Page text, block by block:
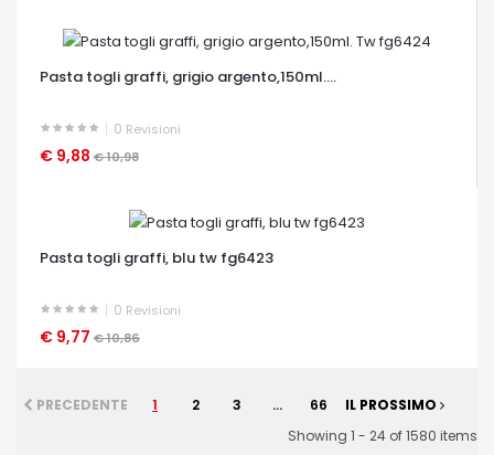
OCCHIATA VELOCE
Pasta togli graffi, grigio argento,150ml....
0 Revisioni
€ 9,88 € 10,98
OCCHIATA VELOCE
Pasta togli graffi, blu tw fg6423
0 Revisioni
€ 9,77 € 10,86
OCCHIATA VELOCE
PRECEDENTE 1 2 3 ... 66
IL PROSSIMO
Showing 1 - 24 of 1580 items